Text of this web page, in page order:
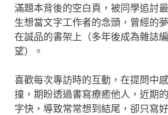
滿題本背後的空白頁，被同學追討
生想當文字工作者的念頭，曾經的
在誠品的書架上（多年後成為雜誌
望）。
喜歡每次專訪時的互動，在提問中
撞，期盼透過書寫療癒他人，近期
字快，導致常常想到結尾，卻只寫